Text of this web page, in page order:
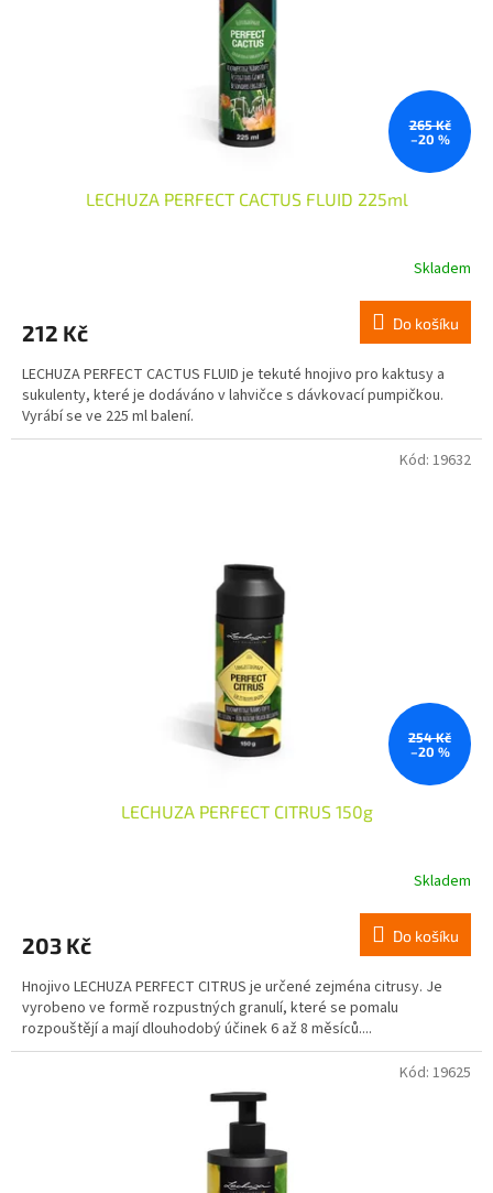
265 Kč
–20 %
LECHUZA PERFECT CACTUS FLUID 225ml
Skladem
212 Kč Do košíku
LECHUZA PERFECT CACTUS FLUID je tekuté hnojivo pro kaktusy a
sukulenty, které je dodáváno v lahvičce s dávkovací pumpičkou.
Vyrábí se ve 225 ml balení.
254 Kč
–20 %
LECHUZA PERFECT CITRUS 150g
Skladem
203 Kč Do košíku
Hnojivo LECHUZA PERFECT CITRUS je určené zejména citrusy. Je
vyrobeno ve formě rozpustných granulí, které se pomalu
rozpouštějí a mají dlouhodobý účinek 6 až 8 měsíců....
Kód: 19632
Kód: 19625